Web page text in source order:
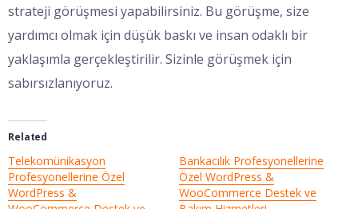
strateji görüşmesi yapabilirsiniz. Bu görüşme, size
yardımcı olmak için düşük baskı ve insan odaklı bir
yaklaşımla gerçekleştirilir. Sizinle görüşmek için
sabırsızlanıyoruz.
Related
Telekomünikasyon
Profesyonellerine Özel
WordPress &
Bankacılık Profesyonellerine
Özel WordPress &
WooCommerce Destek ve